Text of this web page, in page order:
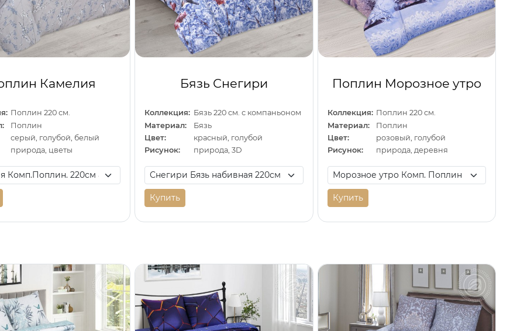
Камелия
Поплин 220 см.
Поплин
серый, голубой, белый
природа, цветы
Бязь Снегири
Коллекция: Бязь 220 см. с компаньоном
Материал:
Бязь
Цвет:
красный, голубой
Рисунок:
природа, 3D
Купить
Поплин Морозное утро
Коллекция: Поплин 220 см.
Материал:
Поплин
Цвет:
розовый, голубой
Рисунок:
природа, деревня
Купить